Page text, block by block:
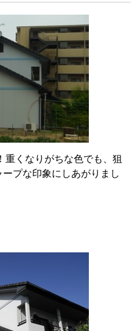
重くなりがちな色でも、狙
プな印象にしあがりまし